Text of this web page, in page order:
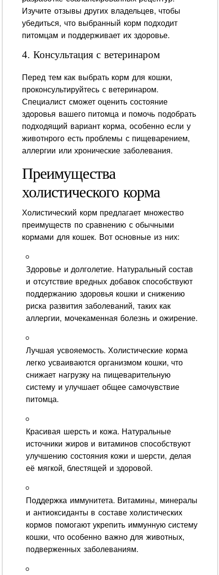
Изучите отзывы других владельцев, чтобы
убедиться, что выбранный корм подходит
питомцам и поддерживает их здоровье.
4. Консультация с ветеринаром
Перед тем как выбрать корм для кошки,
проконсультируйтесь с ветеринаром.
Специалист сможет оценить состояние
здоровья вашего питомца и помочь подобрать
подходящий вариант корма, особенно если у
животнрого есть проблемы с пищеварением,
аллергии или хронические заболевания.
Преимущества
холистического корма
Холистический корм предлагает множество
преимуществ по сравнению с обычными
кормами для кошек. Вот основные из них:
Здоровье и долголетие. Натуральный состав
и отсутствие вредных добавок способствуют
поддержанию здоровья кошки и снижению
риска развития заболеваний, таких как
аллергии, мочекаменная болезнь и ожирение.
Лучшая усвояемость. Холистические корма
легко усваиваются организмом кошки, что
снижает нагрузку на пищеварительную
систему и улучшает общее самочувствие
питомца.
Красивая шерсть и кожа. Натуральные
источники жиров и витаминов способствуют
улучшению состояния кожи и шерсти, делая
её мягкой, блестящей и здоровой.
Поддержка иммунитета. Витамины, минералы
и антиоксиданты в составе холистических
кормов помогают укрепить иммунную систему
кошки, что особенно важно для животных,
подверженных заболеваниям.